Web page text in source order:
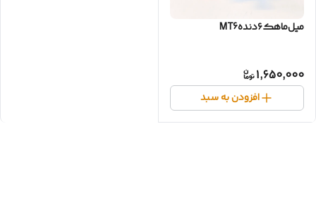
میل‌ماهک‌۶دندهMT6
1,650,000
افزودن به سبد